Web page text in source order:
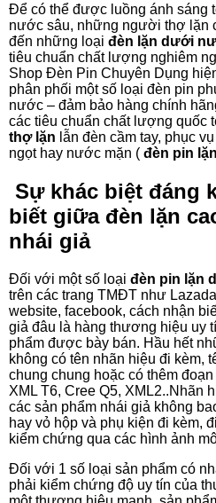
Để có thể được luồng ánh sáng
nước sâu, những người thợ lặn
đến những loại đèn lặn dưới
tiêu chuẩn chất lượng nghiêm
Shop Đèn Pin Chuyên Dụng
phân phối một số loại đèn pin
nước – đảm bảo hàng chính
các tiêu chuẩn chất lượng quốc
thợ lặn lẫn đèn cầm tay, phục
ngọt hay nước mặn ( đèn pin
Sự khác biệt đáng
biết giữa đèn lặn
nhái giả
Đối với một số loại đèn pin lặn
trên các trang TMĐT như
website, facebook, cách nhận
giả đâu là hàng thương hiệu uy
phẩm được bày bán. Hầu hết
không có tên nhãn hiệu đi kèm,
chung chung hoặc có thêm
XML T6, Cree Q5, XML2..Nhãn
các sản phẩm nhái giả không
hay vỏ hộp và phụ kiện đi kèm,
kiểm chứng qua các hình ảnh
Đối với 1 số loại sản phẩm có
phải kiểm chứng độ uy tín của